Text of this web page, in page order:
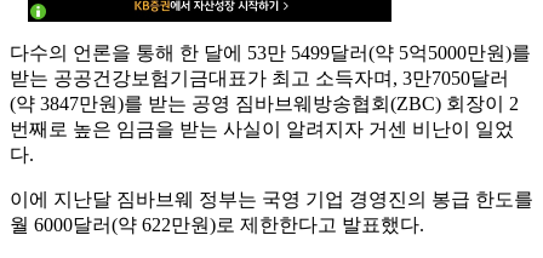
다수의 언론을 통해 한 달에 53만 5499달러(약 5억5000만원)를
받는 공공건강보험기금대표가 최고 소득자며, 3만7050달러
(약 3847만원)를 받는 공영 짐바브웨방송협회(ZBC) 회장이 2
번째로 높은 임금을 받는 사실이 알려지자 거센 비난이 일었
다.
이에 지난달 짐바브웨 정부는 국영 기업 경영진의 봉급 한도를
월 6000달러(약 622만원)로 제한한다고 발표했다.